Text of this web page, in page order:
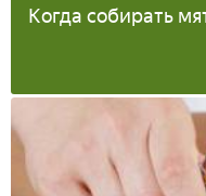
Когда собирать